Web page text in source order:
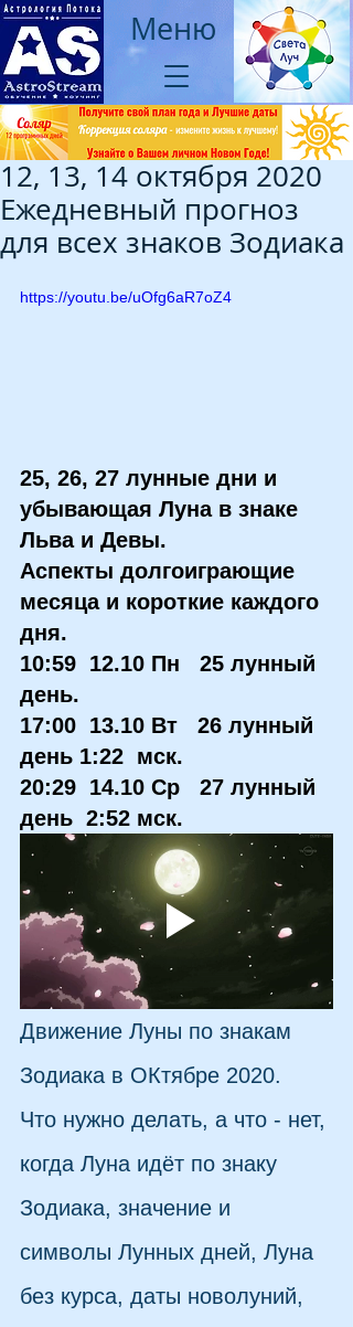
Меню
12, 13, 14 октября 2020
Ежедневный прогноз
для всех знаков Зодиака
https://youtu.be/uOfg6aR7oZ4
25, 26, 27 лунные дни и
убывающая Луна в знаке
Льва и Девы.
Аспекты долгоиграющие
месяца и короткие каждого
дня.
10:59  12.10 Пн   25 лунный
день.
17:00  13.10 Вт   26 лунный
день 1:22  мск.
20:29  14.10 Ср   27 лунный
день  2:52 мск.
Движение Луны по знакам
Зодиака в ОКтябре 2020.
Что нужно делать, а что - нет,
когда Луна идёт по знаку
Зодиака, значение и
символы Лунных дней, Луна
без курса, даты новолуний,